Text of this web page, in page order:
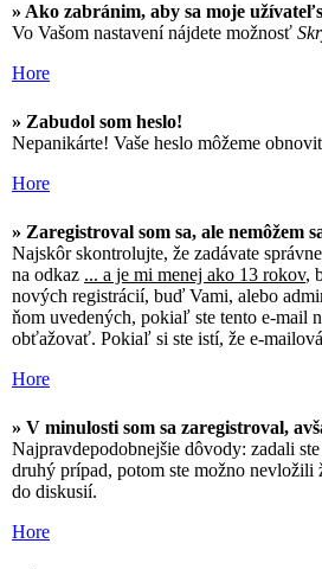
» Ako zabránim, aby sa moje
Vo Vašom nastavení nájdete možnosť
Hore
» Zabudol som heslo!
Nepanikárte! Vaše heslo môžeme
Hore
» Zaregistroval som sa, ale nemôžem
Najskôr skontrolujte, že zadávate
na odkaz ... a je mi menej ako 13 rokov,
nových registrácií, buď Vami, alebo
ňom uvedených, pokiaľ ste tento e-mail
obťažovať. Pokiaľ si ste istí, že e-
Hore
» V minulosti som sa zaregistroval,
Najpravdepodobnejšie dôvody: zadali
druhý prípad, potom ste možno nevložili
do diskusií.
Hore